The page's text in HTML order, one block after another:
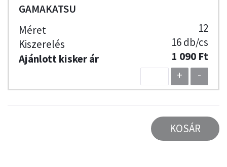
GAMAKATSU
12
16 db/cs
1 090 Ft
+
-
KOSÁR